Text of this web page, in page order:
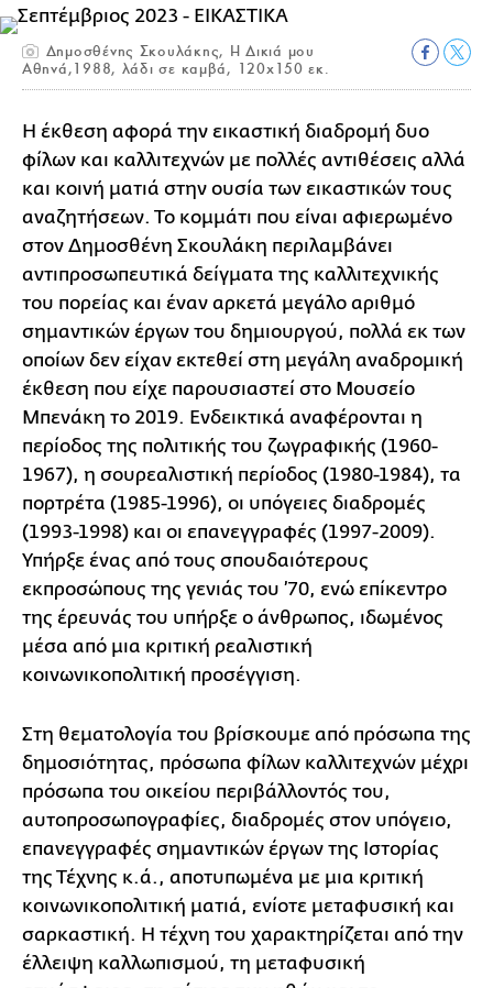
Δημοσθένης Σκουλάκης, Η Δικιά μου
Αθηνά,1988, λάδι σε καμβά, 120x150 εκ.
Η έκθεση αφορά την εικαστική διαδρομή δυο
φίλων και καλλιτεχνών με πολλές αντιθέσεις αλλά
και κοινή ματιά στην ουσία των εικαστικών τους
αναζητήσεων. Το κομμάτι που είναι αφιερωμένο
στον Δημοσθένη Σκουλάκη περιλαμβάνει
αντιπροσωπευτικά δείγματα της καλλιτεχνικής
του πορείας και έναν αρκετά μεγάλο αριθμό
σημαντικών έργων του δημιουργού, πολλά εκ των
οποίων δεν είχαν εκτεθεί στη μεγάλη αναδρομική
έκθεση που είχε παρουσιαστεί στο Μουσείο
Μπενάκη το 2019. Ενδεικτικά αναφέρονται η
περίοδος της πολιτικής του ζωγραφικής (1960-
1967), η σουρεαλιστική περίοδος (1980-1984), τα
πορτρέτα (1985-1996), οι υπόγειες διαδρομές
(1993-1998) και οι επανεγγραφές (1997-2009).
Υπήρξε ένας από τους σπουδαιότερους
εκπροσώπους της γενιάς του ’70, ενώ επίκεντρο
της έρευνάς του υπήρξε ο άνθρωπος, ιδωμένος
μέσα από μια κριτική ρεαλιστική
κοινωνικοπολιτική προσέγγιση.
Στη θεματολογία του βρίσκουμε από πρόσωπα της
δημοσιότητας, πρόσωπα φίλων καλλιτεχνών μέχρι
πρόσωπα του οικείου περιβάλλοντός του,
αυτοπροσωπογραφίες, διαδρομές στον υπόγειο,
επανεγγραφές σημαντικών έργων της Ιστορίας
της Τέχνης κ.ά., αποτυπωμένα με μια κριτική
κοινωνικοπολιτική ματιά, ενίοτε μεταφυσική και
σαρκαστική. Η τέχνη του χαρακτηρίζεται από την
έλλειψη καλλωπισμού, τη μεταφυσική